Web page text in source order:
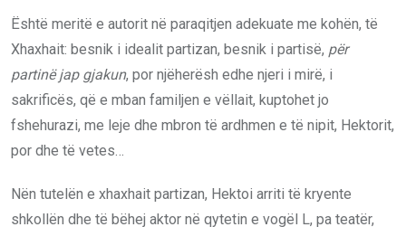
Është meritë e autorit në paraqitjen adekuate me kohën, të
Xhaxhait: besnik i idealit partizan, besnik i partisë, për
partinë jap gjakun, por njëherësh edhe njeri i mirë, i
sakrificës, që e mban familjen e vëllait, kuptohet jo
fshehurazi, me leje dhe mbron të ardhmen e të nipit, Hektorit,
por dhe të vetes…
Nën tutelën e xhaxhait partizan, Hektoi arriti të kryente
shkollën dhe të bëhej aktor në qytetin e vogël L, pa teatër,